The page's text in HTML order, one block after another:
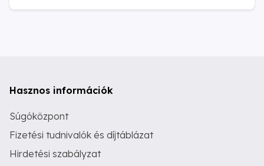
Hasznos információk
Súgóközpont
Fizetési tudnivalók és díjtáblázat
Hirdetési szabályzat